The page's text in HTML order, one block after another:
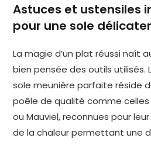
Astuces et ustensiles
pour une sole
La magie d’un plat réussi naît
bien pensée des outils utilisés.
sole meunière parfaite réside
poêle de qualité comme
ou Mauviel, reconnues pour
de la chaleur permettant une